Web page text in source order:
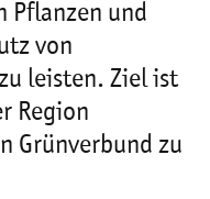
Pflanzen und
von
leisten. Ziel ist
Region
Grünverbund zu